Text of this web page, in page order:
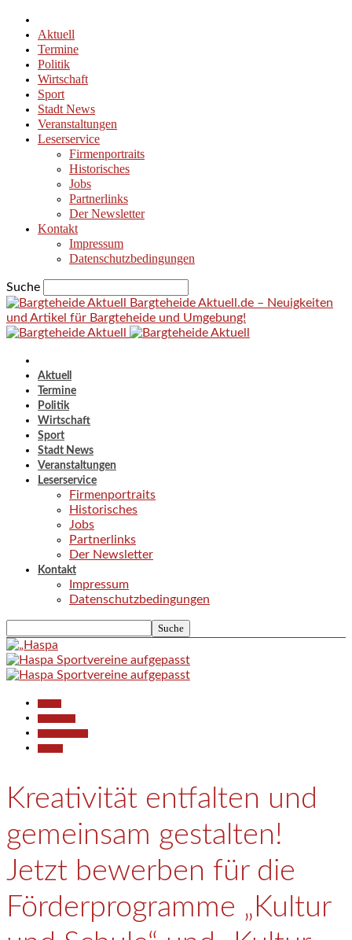
Aktuell
Termine
Politik
Wirtschaft
Sport
Stadt News
Veranstaltungen
Leserservice
Firmenportraits
Historisches
Jobs
Partnerlinks
Der Newsletter
Kontakt
Impressum
Datenschutzbedingungen
Suche
Bargteheide Aktuell.de – Neuigkeiten
und Artikel für Bargteheide und Umgebung!
Aktuell
Termine
Politik
Wirtschaft
Sport
Stadt News
Veranstaltungen
Leserservice
Firmenportraits
Historisches
Jobs
Partnerlinks
Der Newsletter
Kontakt
Impressum
Datenschutzbedingungen
Kreativität entfalten und
gemeinsam gestalten!
Jetzt bewerben für die
Förderprogramme „Kultur